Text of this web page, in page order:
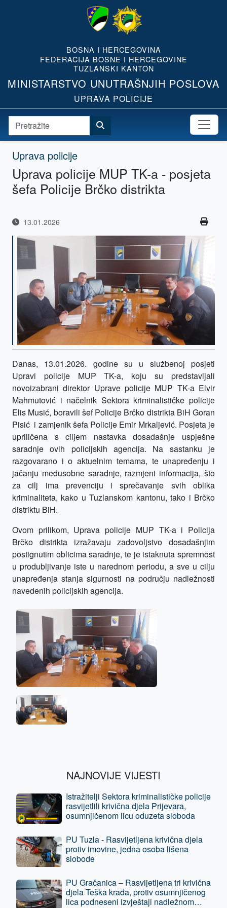
BOSNA I HERCEGOVINA
FEDERACIJA BOSNE I HERCEGOVINE
TUZLANSKI KANTON
MINISTARSTVO UNUTRAŠNJIH POSLOVA
UPRAVA POLICIJE
Uprava policije
Uprava policije MUP TK-a - posjeta
šefa Policije Brčko distrikta
13.01.2026
Danas, 13.01.2026. godine su u službenoj posjeti
Upravi policije MUP TK-a, koju su predstavljali
novoizabrani direktor Uprave policije MUP TK-a Elvir
Mahmutović i načelnik Sektora kriminalističke policije
Elis Musić, boravili šef Policije Brčko distrikta BiH Goran
Pisić i zamjenik šefa Policije Emir Mrkaljević. Posjeta je
upriličena s ciljem nastavka dosadašnje uspješne
saradnje ovih policijskih agencija. Na sastanku je
razgovarano i o aktuelnim temama, te unapređenju i
jačanju međusobne saradnje, razmjeni informacija, što
za cilj ima prevenciju i sprečavanje svih oblika
kriminaliteta, kako u Tuzlanskom kantonu, tako i Brčko
distriktu BiH.
Ovom prilikom, Uprava policije MUP TK-a i Policija
Brčko distrikta izražavaju zadovoljstvo dosadašnjim
postignutim oblicima saradnje, te je istaknuta spremnost
u produbljivanje iste u narednom periodu, a sve u cilju
unapređenja stanja sigurnosti na području nadležnosti
navedenih policijskih agencija.
NAJNOVIJE VIJESTI
Istražitelji Sektora kriminalističke policije
rasvijetlili krivična djela Prijevara,
osumnjičenom licu oduzeta sloboda
PU Tuzla - Rasvijetljena krivična djela
protiv imovine, jedna osoba lišena
slobode
PU Gračanica – Rasvijetljena tri krivična
djela Teška krađa, protiv osumnjičenog
lica podneseni izvještaji nadležnom